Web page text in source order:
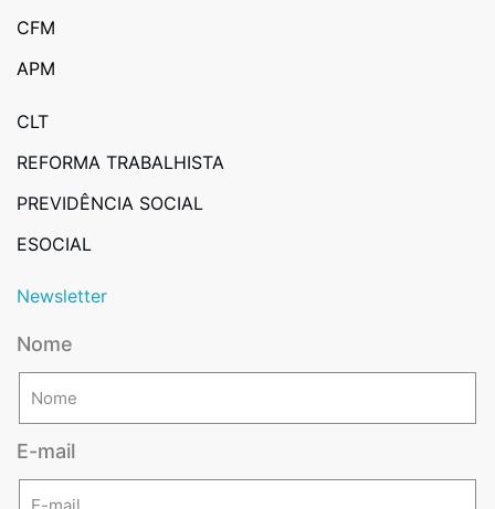
CFM
APM
CLT
REFORMA TRABALHISTA
PREVIDÊNCIA SOCIAL
ESOCIAL
Newsletter
Nome
E-mail